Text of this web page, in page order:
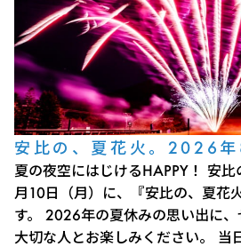
安比の、夏花火。2026年
夏の夜空にはじけるHAPPY！ 安
月10日（月）に、『安比の、夏花
す。 2026年の夏休みの思い出に、
大切な人とお楽しみください。 当